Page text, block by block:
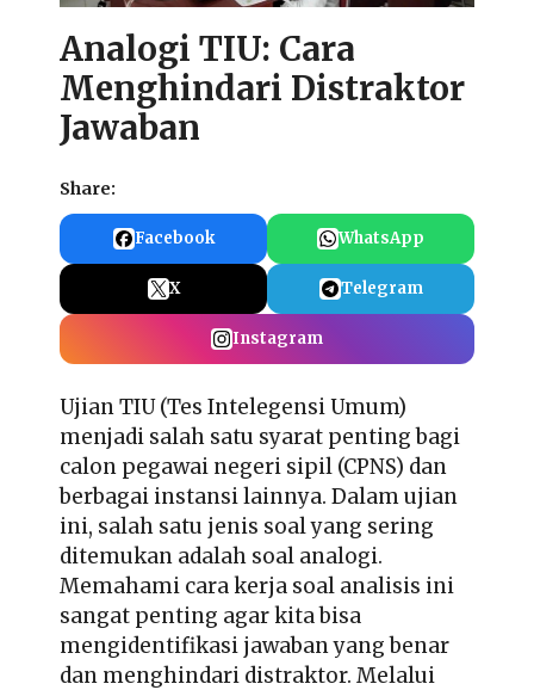
Analogi TIU: Cara
Menghindari Distraktor
Jawaban
Share:
Facebook WhatsApp
X Telegram
Instagram
Ujian TIU (Tes Intelegensi Umum)
menjadi salah satu syarat penting bagi
calon pegawai negeri sipil (CPNS) dan
berbagai instansi lainnya. Dalam ujian
ini, salah satu jenis soal yang sering
ditemukan adalah soal analogi.
Memahami cara kerja soal analisis ini
sangat penting agar kita bisa
mengidentifikasi jawaban yang benar
dan menghindari distraktor. Melalui